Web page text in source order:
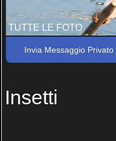
TUTTE LE FOTO
Invia Messaggio Privato
Insetti